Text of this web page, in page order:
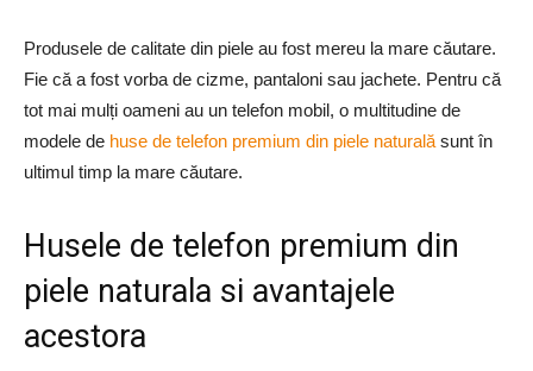
Produsele de calitate din piele au fost mereu la mare căutare.
Fie că a fost vorba de cizme, pantaloni sau jachete. Pentru că
tot mai mulți oameni au un telefon mobil, o multitudine de
modele de huse de telefon premium din piele naturală sunt în
ultimul timp la mare căutare.
Husele de telefon premium din
piele naturala si avantajele
acestora